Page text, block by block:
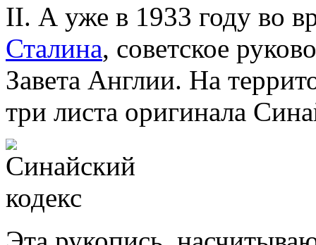
II. А уже в 1933 году во
Сталина, советское
Завета Англии. На
три листа оригинала